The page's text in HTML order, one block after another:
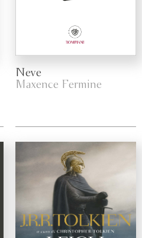
Neve
Maxence Fermine